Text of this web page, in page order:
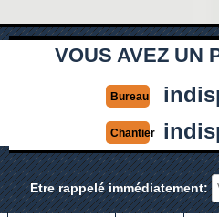
VOUS AVEZ UN
Bureau
Chantier
Etre rappelé immédiatement: